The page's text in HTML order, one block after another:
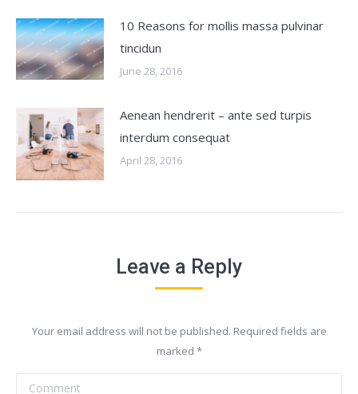
10 Reasons for mollis massa pulvinar
tincidun
June 28, 2016
Aenean hendrerit – ante sed turpis
interdum consequat
April 28, 2016
Leave a Reply
Your email address will not be published. Required fields are
marked *
Comment